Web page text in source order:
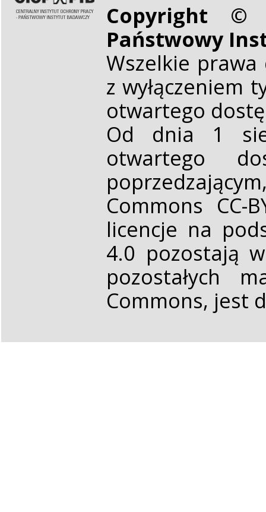
Copyright ©
Państwowy
Wszelkie
z wyłączeniem
otwartego
Od dnia 1
otwartego
Commons CC-
licencje na
4.0 pozostają
pozostałych
Commons, jest